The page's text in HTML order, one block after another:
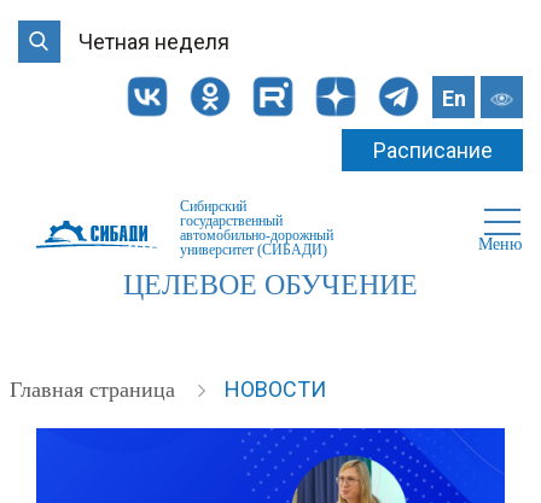
Четная неделя
En
Расписание
Сибирский
государственный
автомобильно-дорожный
университет (СИБАДИ)
Меню
ЦЕЛЕВОЕ ОБУЧЕНИЕ
Главная страница НОВОСТИ